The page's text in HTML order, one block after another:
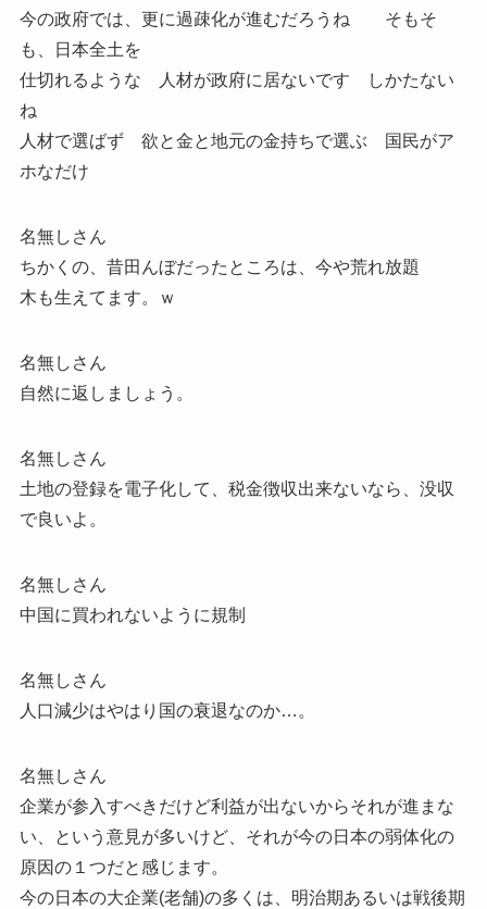
今の政府では、更に過疎化が進むだろうね そもそ
も、日本全土を
仕切れるような 人材が政府に居ないです しかたない
ね
人材で選ばず 欲と金と地元の金持ちで選ぶ 国民がア
ホなだけ
名無しさん
ちかくの、昔田んぼだったところは、今や荒れ放題
木も生えてます。ｗ
名無しさん
自然に返しましょう。
名無しさん
土地の登録を電子化して、税金徴収出来ないなら、没収
で良いよ。
名無しさん
中国に買われないように規制
名無しさん
人口減少はやはり国の衰退なのか…。
名無しさん
企業が参入すべきだけど利益が出ないからそれが進まな
い、という意見が多いけど、それが今の日本の弱体化の
原因の１つだと感じます。
今の日本の大企業(老舗)の多くは、明治期あるいは戦後期